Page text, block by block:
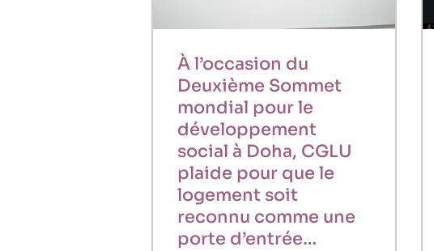
À l’occasion du
Deuxième Sommet
mondial pour le
développement
social à Doha, CGLU
plaide pour que le
logement soit
reconnu comme une
porte d’entrée…